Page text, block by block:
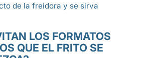
de la freidora y se sirva
LOS FORMATOS
QUE EL FRITO SE